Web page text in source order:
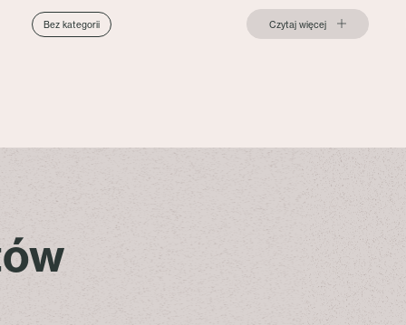
Bez kategorii Czytaj więcej